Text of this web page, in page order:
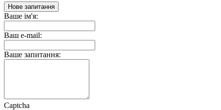
Нове запитання
Ваше ім'я:
Ваш e-mail:
Ваше запитання:
Captcha